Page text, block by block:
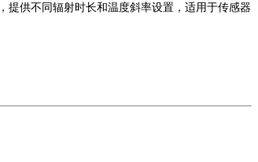
提供不同辐射时长和温度斜率设置，适用于传感器